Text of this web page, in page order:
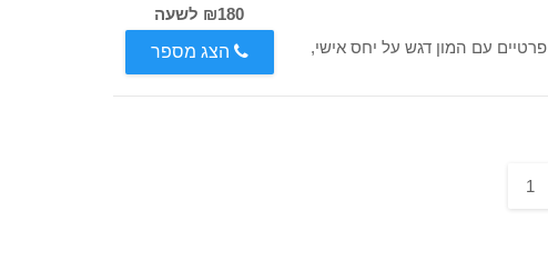
מעביר שיעורים פרטיים עם המון דגש על יחס אישי,
₪180 לשעה
הצג מספר
1